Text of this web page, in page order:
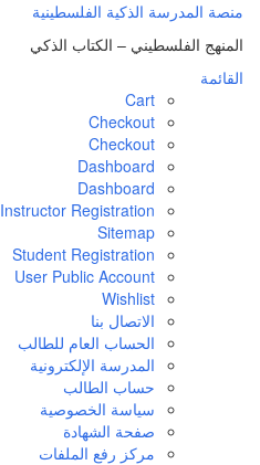
منصة المدرسة الذكية الفلسطينية
المنهج الفلسطيني – الكتاب الذكي
القائمة
Cart
Checkout
Checkout
Dashboard
Dashboard
Instructor Registration
Sitemap
Student Registration
User Public Account
Wishlist
الاتصال بنا
الحساب العام للطالب
المدرسة الإلكترونية
حساب الطالب
سياسة الخصوصية
صفحة الشهادة
مركز رفع الملفات